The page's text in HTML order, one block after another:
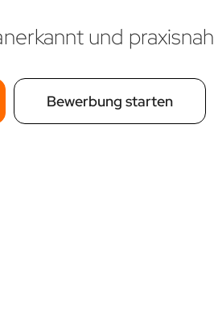
und praxisnah
Bewerbung starten